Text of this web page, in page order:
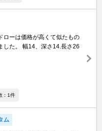
ローは価格が高くて似たもの
した。 幅14、深さ14.長さ26
：1件
ム